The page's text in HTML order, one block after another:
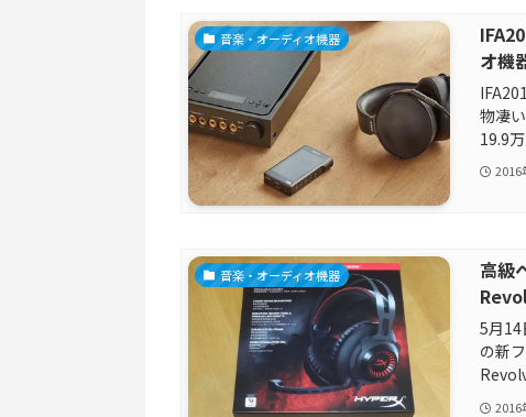
音楽・オーディオ機器
オ機
置き
物凄
19.9
2016
音楽・オーディオ機器
高級
5月
の新
2016